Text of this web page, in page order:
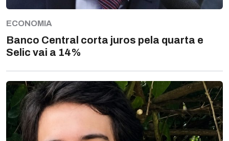
ECONOMIA
Banco Central corta juros pela quarta e
Selic vai a 14%